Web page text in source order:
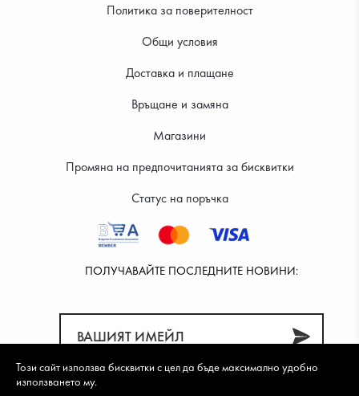
Политика за поверителност
Общи условия
Доставка и плащане
Връщане и замяна
Магазини
Промяна на предпочитанията за бисквитки
Статус на поръчка
ПОЛУЧАВАЙТЕ ПОСЛЕДНИТЕ НОВИНИ:
Този сайт използва бисквитки с цел да бъде максимално удобно
използването му.